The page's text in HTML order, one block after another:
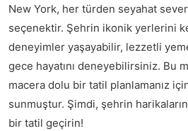
New York, her türden seyahat
seçenektir. Şehrin ikonik yerlerini
deneyimler yaşayabilir, lezzetli
gece hayatını deneyebilirsiniz. Bu
macera dolu bir tatil planlamanız
sunmuştur. Şimdi, şehrin
bir tatil geçirin!